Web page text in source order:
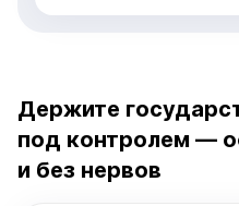
Держите
под контролем —
и без нервов